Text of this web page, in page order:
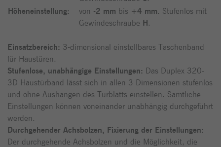
Höheneinstellung:
von -2 mm bis +4 mm. Stufenlos mit
Gewindeschraube H.
Einsatzbereich: 3-dimensional einstellbares Taschenband
für Haustüren.
Stufenlose, unabhängige Einstellungen: Das Duplex 320-
3D Haustürband lässt sich in allen 3 Dimensionen stufenlos
und ohne Aushängen des Türblatts einstellen. Sämtliche
Einstellungen können voneinander unabhängig durchgeführt
werden.
Durchgehender Achsbolzen, Fixierung der Einstellungen:
Der durchgehende Achsbolzen und die Möglichkeit, die